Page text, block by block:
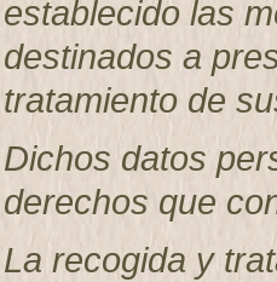
establecido las
destinados a
tratamiento de
Dichos datos
derechos que
La recogida y